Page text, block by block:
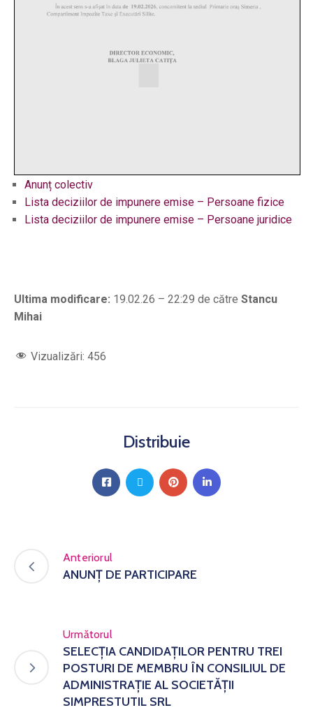
Anunț colectiv
Lista deciziilor de impunere emise – Persoane fizice
Lista deciziilor de impunere emise – Persoane juridice
Ultima modificare: 19.02.26 – 22:29 de către Stancu
Mihai
Vizualizări: 456
Distribuie
Anteriorul
ANUNȚ DE PARTICIPARE
Următorul
SELECȚIA CANDIDAȚILOR PENTRU TREI
POSTURI DE MEMBRU ÎN CONSILIUL DE
ADMINISTRAȚIE AL SOCIETĂȚII
SIMPRESTUTIL SRL